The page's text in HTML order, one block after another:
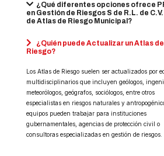
¿Qué diferentes opciones ofrece
en Gestión de Riesgos S de R.L. de
de Atlas de Riesgo Municipal?
¿Quién puede Actualizar un Atlas de
Riesgo?
Los Atlas de Riesgo suelen ser actualizados por
multidisciplinarios que incluyen geólogos,
meteorólogos, geógrafos, sociólogos, entre otros
especialistas en riesgos naturales y
equipos pueden trabajar para instituciones
gubernamentales, agencias de protección civil o
consultoras especializadas en gestión de riesgos.